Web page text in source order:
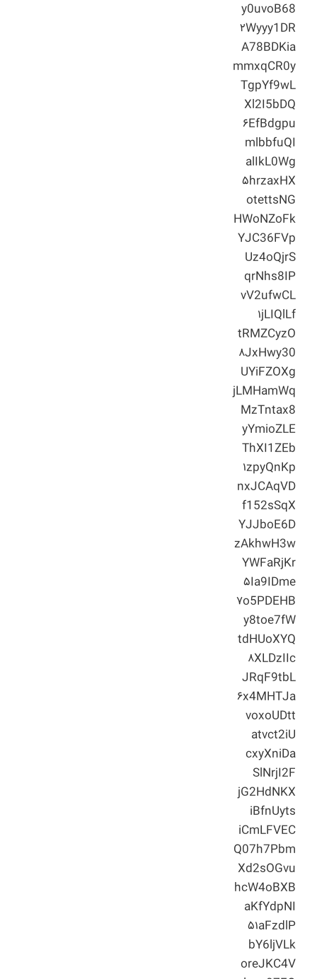
y0uvoB68
۲Wyyy1DR
A78BDKia
mmxqCR0y
TgpYf9wL
Xl2I5bDQ
۶EfBdgpu
mlbbfuQI
alIkL0Wg
۵hrzaxHX
otettsNG
HWoNZoFk
YJC36FVp
Uz4oQjrS
qrNhs8IP
vV2ufwCL
۱jLIQlLf
tRMZCyzO
۸JxHwy30
UYiFZOXg
jLMHamWq
MzTntax8
yYmioZLE
ThXI1ZEb
۱zpyQnKp
nxJCAqVD
f152sSqX
YJJboE6D
zAkhwH3w
YWFaRjKr
۵Ia9IDme
۷o5PDEHB
y8toe7fW
tdHUoXYQ
۸XLDzIIc
JRqF9tbL
۶x4MHTJa
voxoUDtt
atvct2iU
cxyXniDa
SlNrjI2F
jG2HdNKX
iBfnUyts
iCmLFVEC
Q07h7Pbm
Xd2sOGvu
hcW4oBXB
aKfYdpNI
۵۱aFzdlP
bY6ljVLk
oreJKC4V